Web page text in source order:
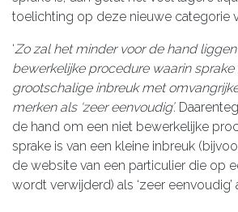
toelichting op deze nieuwe categorie
‘Zo zal het minder voor de hand
bewerkelijke procedure waarin sprake
grootschalige inbreuk met
merken als ‘zeer eenvoudig’.
de hand om een niet bewerkelijke
sprake is van een kleine inbreuk
de website van een particulier die op
wordt verwijderd) als ‘zeer eenvoudig’